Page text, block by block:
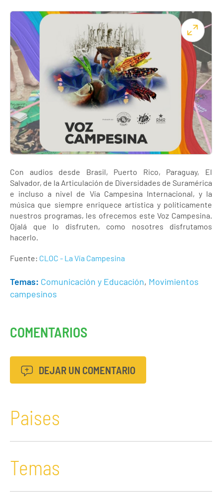
Con audios desde Brasil, Puerto Rico, Paraguay, El
Salvador, de la Articulación de Diversidades de Suramérica
e incluso a nivel de Vía Campesina Internacional, y la
música que siempre enriquece artística y políticamente
nuestros programas, les ofrecemos este Voz Campesina.
Ojalá que lo disfruten, como nosotres disfrutamos
hacerlo.
Fuente: CLOC - La Vía Campesina
Temas: Comunicación y Educación, Movimientos
campesinos
COMENTARIOS
DEJAR UN COMENTARIO
Paises
Temas